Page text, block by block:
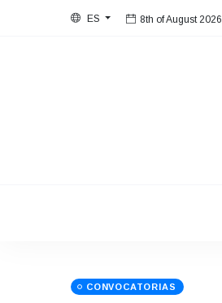
ES
8th of August 2026
CONVOCATORIAS